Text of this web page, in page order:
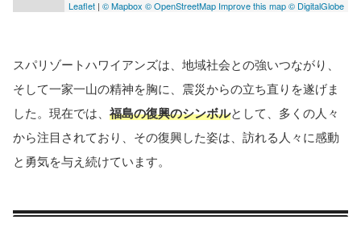
スパリゾートハワイアンズは、地域社会との強いつながり、
そして一家一山の精神を胸に、震災からの立ち直りを遂げま
した。現在では、 福島の復興のシンボルとして、多くの人々
から注目されており、その復興した姿は、訪れる人々に感動
と勇気を与え続けています。